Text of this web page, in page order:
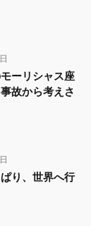
ーリシャス座
故から考えさ
り、世界へ行